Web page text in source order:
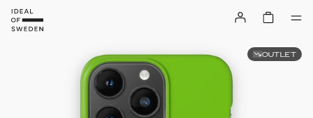
OUTLET